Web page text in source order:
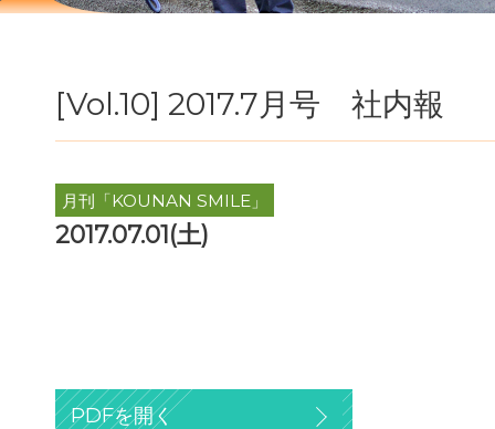
[Vol.10] 2017.7月号 社内報
月刊「KOUNAN SMILE」
2017.07.01(土)
PDFを開く